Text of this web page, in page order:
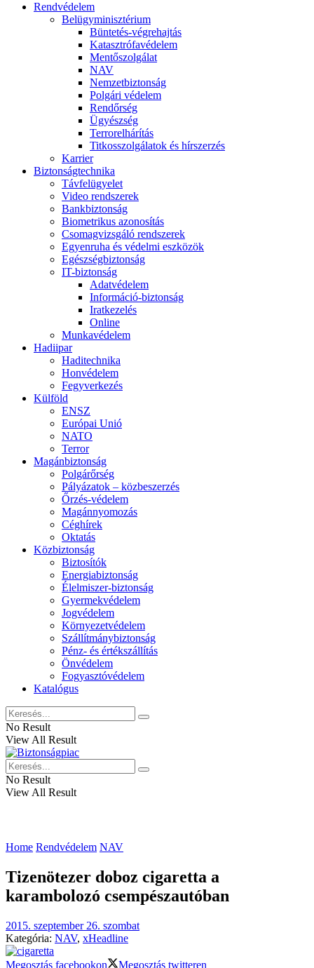
Rendvédelem
Belügyminisztérium
Büntetés-végrehajtás
Katasztrófavédelem
Mentőszolgálat
NAV
Nemzetbiztonság
Polgári védelem
Rendőrség
Ügyészség
Terrorelhárítás
Titkosszolgálatok és hírszerzés
Karrier
Biztonságtechnika
Távfelügyelet
Video rendszerek
Bankbiztonság
Biometrikus azonosítás
Csomagvizsgáló rendszerek
Egyenruha és védelmi eszközök
Egészségbiztonság
IT-biztonság
Adatvédelem
Információ-biztonság
Iratkezelés
Online
Munkavédelem
Hadiipar
Haditechnika
Honvédelem
Fegyverkezés
Külföld
ENSZ
Európai Unió
NATO
Terror
Magánbiztonság
Polgárőrség
Pályázatok – közbeszerzés
Őrzés-védelem
Magánnyomozás
Céghírek
Oktatás
Közbiztonság
Biztosítók
Energiabiztonság
Élelmiszer-biztonság
Gyermekvédelem
Jogvédelem
Környezetvédelem
Szállítmánybiztonság
Pénz- és értékszállítás
Önvédelem
Fogyasztóvédelem
Katalógus
No Result
View All Result
No Result
View All Result
Home Rendvédelem NAV
Tizenötezer doboz cigaretta a
karambolozó csempészautóban
2015. szeptember 26. szombat
Kategória: NAV, xHeadline
Megosztás facebookon Megosztás twitteren